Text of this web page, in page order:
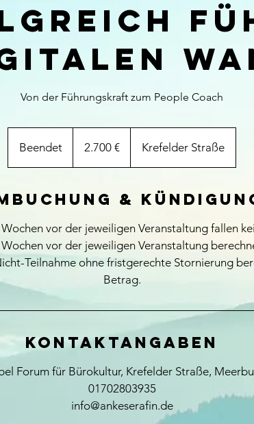
Von der Führungskraft zum People Coach
Beendet
e
e
t
2.700 € Krefelder Straße
&
vor der jeweiligen Veranstaltung fallen
vor der jeweiligen Veranstaltung
Teilnahme ohne fristgerechte Stornierung
Betrag.
Kontaktangaben
Forum für Bürokultur, Krefelder Straße,
01702803935
info@ankeserafin.de